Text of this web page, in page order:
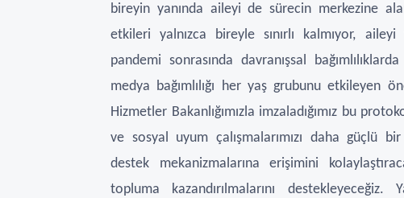
bireyin yanında aileyi de sürecin merkezine
etkileri yalnızca bireyle sınırlı kalmıyor,
pandemi sonrasında davranışsal
medya bağımlılığı her yaş grubunu etkileyen
Hizmetler Bakanlığımızla imzaladığımız bu
ve sosyal uyum çalışmalarımızı daha güçlü
destek mekanizmalarına erişimini
topluma kazandırılmalarını destekleyeceğiz.